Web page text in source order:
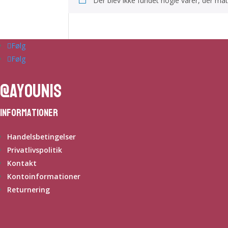
Følg
Følg
@ayounis
Informationer
Handelsbetingelser
Privatlivspolitik
Kontakt
Kontoinformationer
Returnering